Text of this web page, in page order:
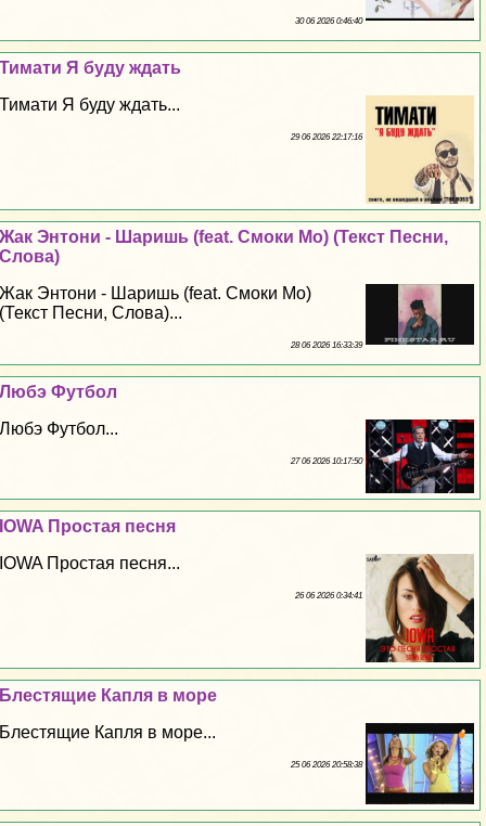
30 06 2026 0:46:40
Тимати Я буду ждать
Тимати Я буду ждать...
29 06 2026 22:17:16
Жак Энтони - Шаришь (feat. Смоки Мо) (Текст Песни,
Слова)
Жак Энтони - Шаришь (feat. Смоки Мо)
(Текст Песни, Слова)...
28 06 2026 16:33:39
Любэ Футбол
Любэ Футбол...
27 06 2026 10:17:50
IOWA Простая песня
IOWA Простая песня...
26 06 2026 0:34:41
Блестящие Капля в море
Блестящие Капля в море...
25 06 2026 20:58:38